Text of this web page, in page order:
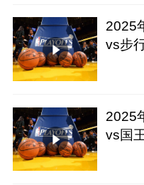
2025
vs步
2025
vs国